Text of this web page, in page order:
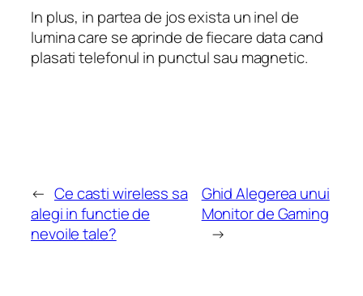
In plus, in partea de jos exista un inel de
lumina care se aprinde de fiecare data cand
plasati telefonul in punctul sau magnetic.
← Ce casti wireless sa
alegi in functie de
nevoile tale?
Ghid Alegerea unui
Monitor de Gaming
→